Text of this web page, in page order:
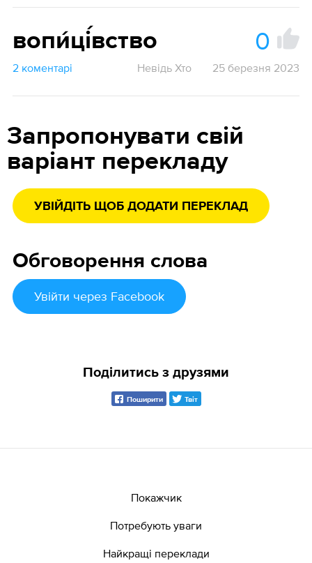
вопи́ці́вство 0
2 коментарі Невідь Хто 25 березня 2023
Запропонувати свій
варіант перекладу
УВІЙДІТЬ ЩОБ ДОДАТИ ПЕРЕКЛАД
Обговорення слова
Увійти через Facebook
Поділитись з друзями
Поширити Твіт
Покажчик
Потребують уваги
Найкращі переклади